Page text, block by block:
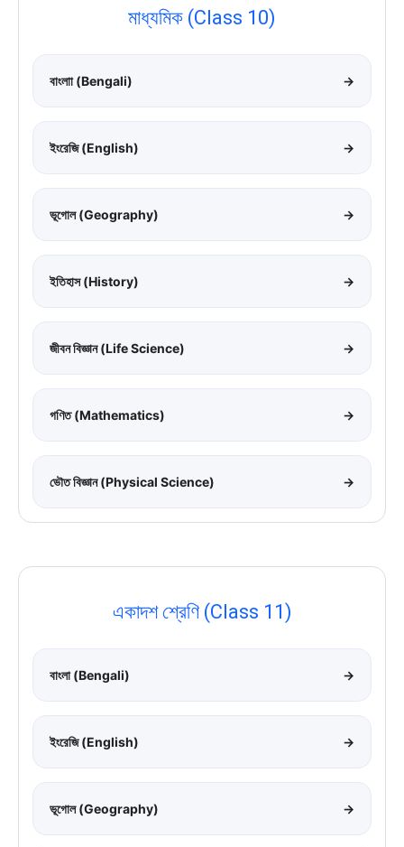
মাধ্যমিক (Class 10)
বাংলাা (Bengali) →
ইংরেজি (English) →
ভূগোল (Geography) →
ইতিহাস (History) →
জীবন বিজ্ঞান (Life Science) →
গণিত (Mathematics) →
ভৌত বিজ্ঞান (Physical Science) →
একাদশ শ্রেণি (Class 11)
বাংলা (Bengali) →
ইংরেজি (English) →
ভূগোল (Geography) →